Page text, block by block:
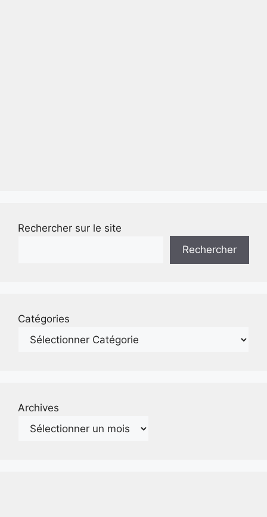
Rechercher sur le site
Rechercher
Catégories
Archives